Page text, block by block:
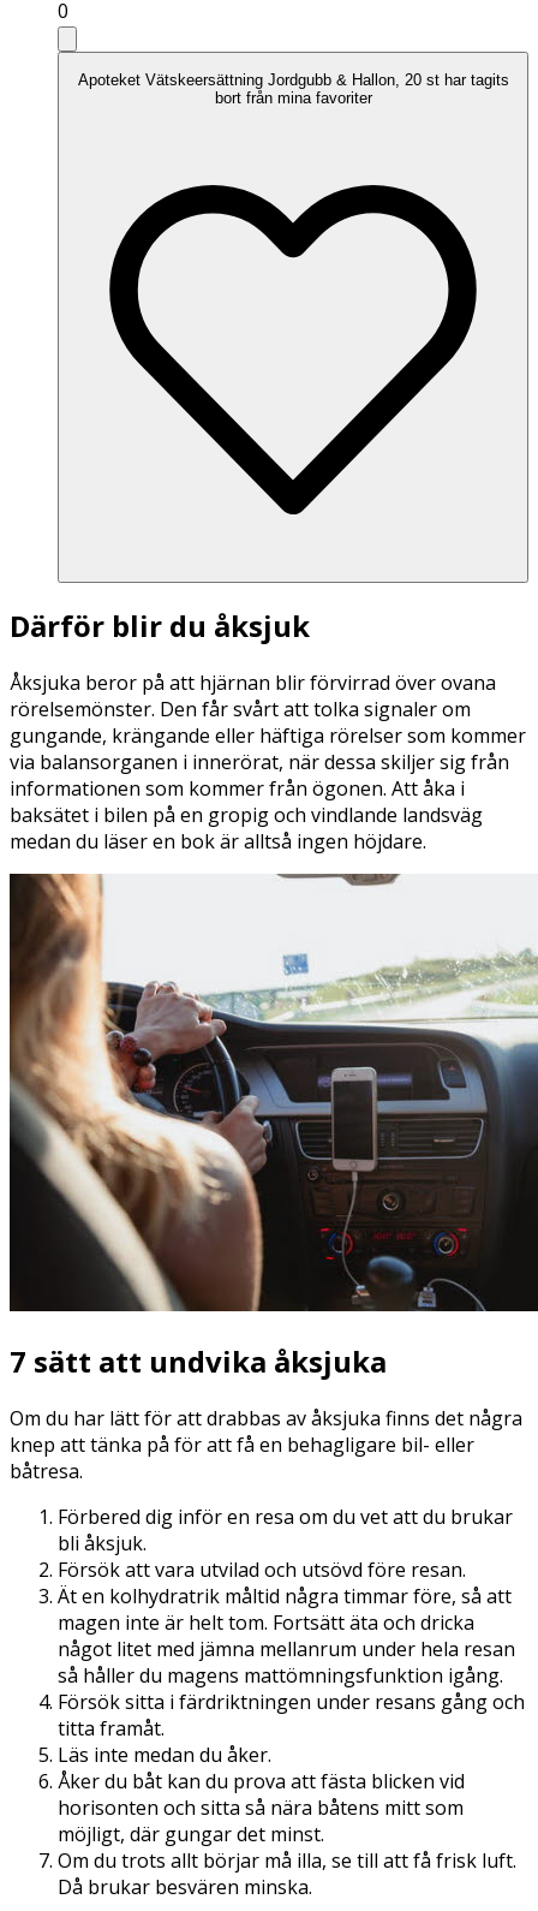
0
Apoteket Vätskeersättning Jordgubb & Hallon, 20 st har tagits
bort från mina favoriter
Därför blir du åksjuk
Åksjuka beror på att hjärnan blir förvirrad över ovana
rörelsemönster. Den får svårt att tolka signaler om
gungande, krängande eller häftiga rörelser som kommer
via balansorganen i innerörat, när dessa skiljer sig från
informationen som kommer från ögonen. Att åka i
baksätet i bilen på en gropig och vindlande landsväg
medan du läser en bok är alltså ingen höjdare.
7 sätt att undvika åksjuka
Om du har lätt för att drabbas av åksjuka finns det några
knep att tänka på för att få en behagligare bil- eller
båtresa.
Förbered dig inför en resa om du vet att du brukar
bli åksjuk.
Försök att vara utvilad och utsövd före resan.
Ät en kolhydratrik måltid några timmar före, så att
magen inte är helt tom. Fortsätt äta och dricka
något litet med jämna mellanrum under hela resan
så håller du magens mattömningsfunktion igång.
Försök sitta i färdriktningen under resans gång och
titta framåt.
Läs inte medan du åker.
Åker du båt kan du prova att fästa blicken vid
horisonten och sitta så nära båtens mitt som
möjligt, där gungar det minst.
Om du trots allt börjar må illa, se till att få frisk luft.
Då brukar besvären minska.